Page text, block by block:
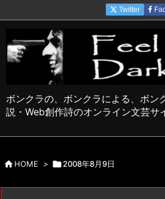
ボンクラの、ボンクラによる、ボン
説・Web創作詩のオンライン文芸サ
Twitter
HOME > 2008年8月9日